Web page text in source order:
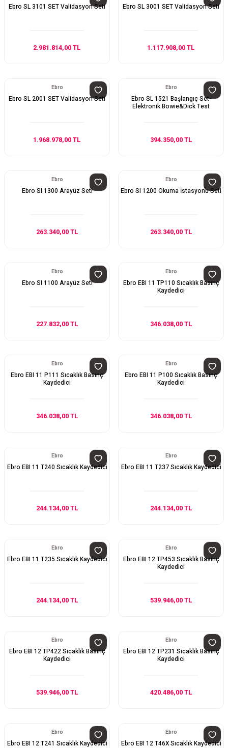
Ebro SL 3101 SET Validasyon Seti
2.981.814,00 TL
Ebro SL 3001 SET Validasyon Seti
1.117.908,00 TL
Ebro
Ebro SL 2001 SET Validasyon Seti
1.968.978,00 TL
Ebro
Ebro SL 1521 Başlangıç Set-
Elektronik Bowie&Dick Test
394.350,00 TL
Ebro
Ebro SI 1300 Arayüz Seti
263.340,00 TL
Ebro
Ebro SI 1200 Okuma İstasyonu Seti
263.340,00 TL
Ebro
Ebro SI 1100 Arayüz Seti
227.832,00 TL
Ebro
Ebro EBI 11 TP110 Sıcaklık Basınç
Kaydedici
346.038,00 TL
Ebro
Ebro EBI 11 P111 Sıcaklık Basınç
Kaydedici
346.038,00 TL
Ebro
Ebro EBI 11 P100 Sıcaklık Basınç
Kaydedici
346.038,00 TL
Ebro
Ebro EBI 11 T240 Sıcaklık Kaydedici
244.134,00 TL
Ebro
Ebro EBI 11 T237 Sıcaklık Kaydedici
244.134,00 TL
Ebro
Ebro EBI 11 T235 Sıcaklık Kaydedici
244.134,00 TL
Ebro
Ebro EBI 12 TP453 Sıcaklık Basınç
Kaydedici
539.946,00 TL
Ebro
Ebro EBI 12 TP422 Sıcaklık Basınç
Kaydedici
539.946,00 TL
Ebro
Ebro EBI 12 TP231 Sıcaklık Basınç
Kaydedici
420.486,00 TL
Ebro
Ebro EBI 12 T241 Sıcaklık Kaydedici
Ebro
Ebro EBI 12 T46X Sıcaklık Kaydedici